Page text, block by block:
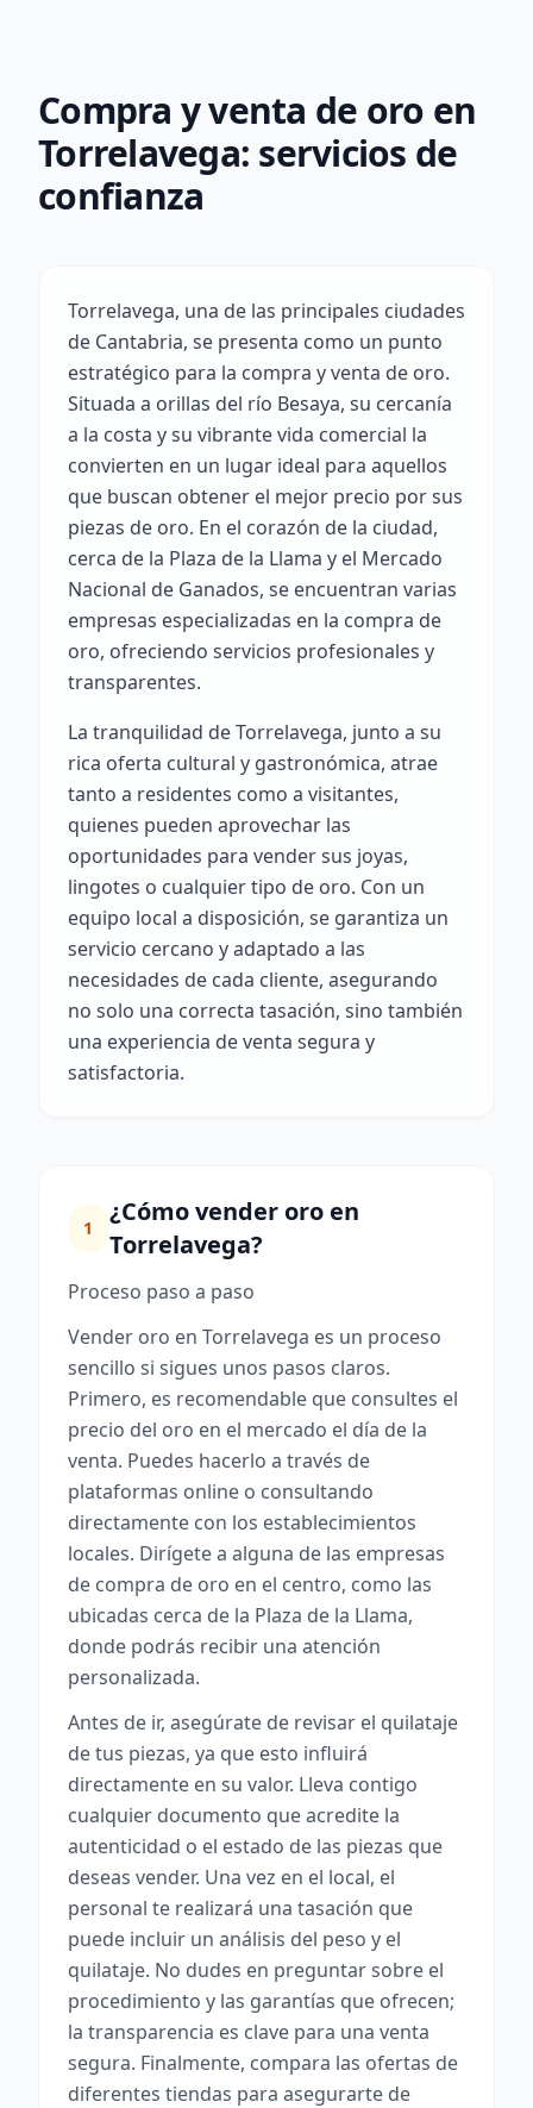
Compra y venta de oro en
Torrelavega: servicios de
confianza
Torrelavega, una de las principales ciudades
de Cantabria, se presenta como un punto
estratégico para la compra y venta de oro.
Situada a orillas del río Besaya, su cercanía
a la costa y su vibrante vida comercial la
convierten en un lugar ideal para aquellos
que buscan obtener el mejor precio por sus
piezas de oro. En el corazón de la ciudad,
cerca de la Plaza de la Llama y el Mercado
Nacional de Ganados, se encuentran varias
empresas especializadas en la compra de
oro, ofreciendo servicios profesionales y
transparentes.
La tranquilidad de Torrelavega, junto a su
rica oferta cultural y gastronómica, atrae
tanto a residentes como a visitantes,
quienes pueden aprovechar las
oportunidades para vender sus joyas,
lingotes o cualquier tipo de oro. Con un
equipo local a disposición, se garantiza un
servicio cercano y adaptado a las
necesidades de cada cliente, asegurando
no solo una correcta tasación, sino también
una experiencia de venta segura y
satisfactoria.
1
¿Cómo vender oro en
Torrelavega?
Proceso paso a paso
Vender oro en Torrelavega es un proceso
sencillo si sigues unos pasos claros.
Primero, es recomendable que consultes el
precio del oro en el mercado el día de la
venta. Puedes hacerlo a través de
plataformas online o consultando
directamente con los establecimientos
locales. Dirígete a alguna de las empresas
de compra de oro en el centro, como las
ubicadas cerca de la Plaza de la Llama,
donde podrás recibir una atención
personalizada.
Antes de ir, asegúrate de revisar el quilataje
de tus piezas, ya que esto influirá
directamente en su valor. Lleva contigo
cualquier documento que acredite la
autenticidad o el estado de las piezas que
deseas vender. Una vez en el local, el
personal te realizará una tasación que
puede incluir un análisis del peso y el
quilataje. No dudes en preguntar sobre el
procedimiento y las garantías que ofrecen;
la transparencia es clave para una venta
segura. Finalmente, compara las ofertas de
diferentes tiendas para asegurarte de